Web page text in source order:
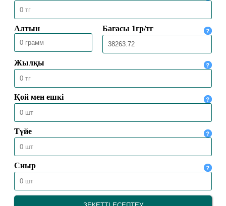
ПАЙҒАМБАР СҮЙГЕН ЖЕМІСТЕР
26.10.2024